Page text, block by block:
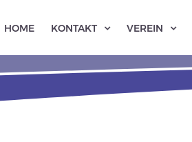
HOME KONTAKT VEREIN